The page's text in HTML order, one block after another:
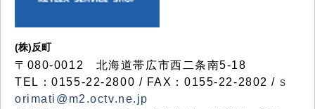
(株)反町
〒080-0012 北海道帯広市西二条南5-18
TEL：0155-22-2800 / FAX：0155-22-2802 / s
orimati@m2.octv.ne.jp